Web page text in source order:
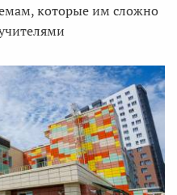
которые им сложно